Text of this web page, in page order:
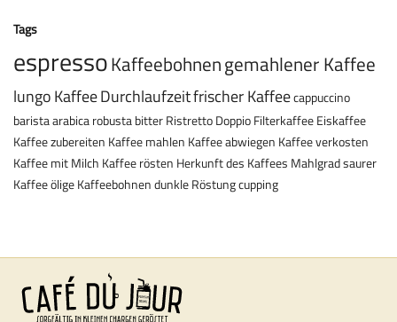
Tags
espressoKaffeebohnengemahlener Kaffee
lungoKaffeeDurchlaufzeitfrischer Kaffeecappuccino
baristaarabicarobustabitterRistrettoDoppioFilterkaffeeEiskaffee
Kaffee zubereiten Kaffee mahlen Kaffee abwiegen Kaffee verkosten
Kaffee mit Milch Kaffee rösten Herkunft des Kaffees Mahlgradsaurer
Kaffeeölige Kaffeebohnendunkle Röstungcupping